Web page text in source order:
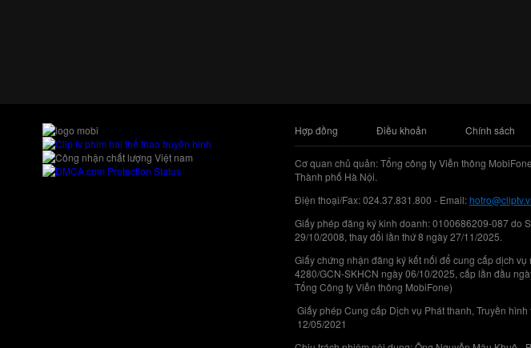
Hợp đồng Điều khoản Chính sách
Cơ quan chủ quản: Tổng công ty Viễn thông
Thành phố Hà Nội.
Điện thoại/Fax: 024.37.831.800 - Email:
Giấy phép đăng ký kinh doanh: 0100686209-087 do
29/10/2008, thay đổi lần thứ 8 ngày 27/11/2025.
Giấy chứng nhận đăng ký kết nối để cung cấp dịch
4280/GCN-SKHCN ngày 06/10/2025, cấp lần đầu
Tổng Công ty Viễn thông MobiFone)
Giấy phép Cung cấp Dịch vụ Phát thanh, Truyền
12/05/2021